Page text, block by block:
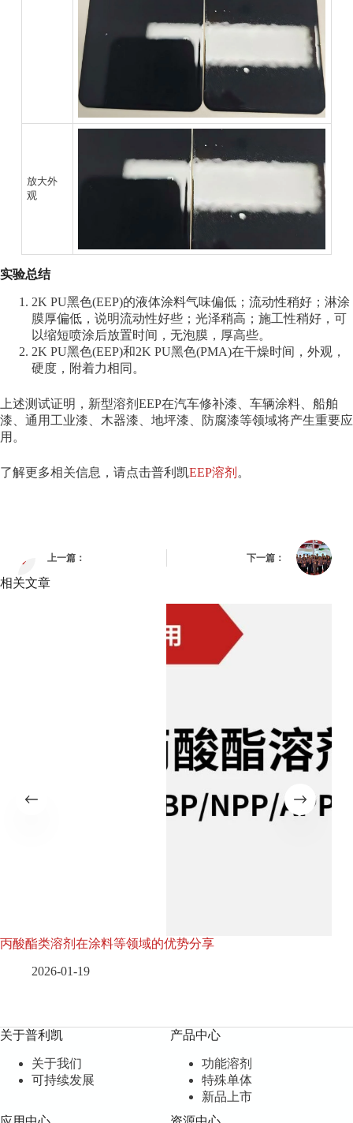
放大外
观
实验总结
2K PU黑色(EEP)的液体涂料气味偏低；流动性稍好；淋涂
膜厚偏低，说明流动性好些；光泽稍高；施工性稍好，可
以缩短喷涂后放置时间，无泡膜，厚高些。
2K PU黑色(EEP)和2K PU黑色(PMA)在干燥时间，外观，
硬度，附着力相同。
上述测试证明，新型溶剂EEP在汽车修补漆、车辆涂料、船舶
漆、通用工业漆、木器漆、地坪漆、防腐漆等领域将产生重要应
用。
了解更多相关信息，请点击普利凯EEP溶剂 。
上一篇： 下一篇：
相关文章
丙酸酯类溶剂在涂料等领域的优势分享
2026-01-19
关于普利凯
关于我们
可持续发展
产品中心
功能溶剂
特殊单体
新品上市